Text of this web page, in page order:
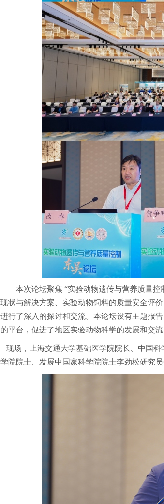
本次论坛聚焦 “实验动物遗传与营养质量
现状与解决方案、实验动物饲料的质量安全评
进行了深入的探讨和交流。本论坛设有主题报
的平台，促进了地区实验动物科学的发展和交流
现场，上海交通大学基础医学院院长、中国
学院院士、发展中国家科学院院士李劲松研究